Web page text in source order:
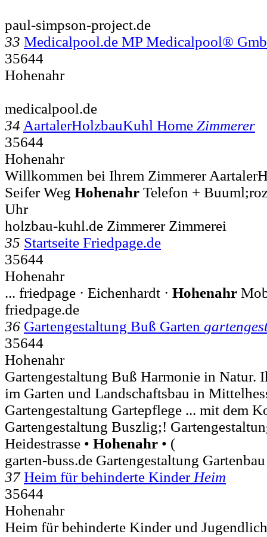
paul-simpson-project.de
33 Medicalpool.de MP Medicalpool®
35644
Hohenahr
medicalpool.de
34 AartalerHolzbauKuhl Home Zimmerer
35644
Hohenahr
Willkommen bei Ihrem Zimmerer
Seifer Weg Hohenahr Telefon +
Uhr
holzbau-kuhl.de Zimmerer Zimmerei
35 Startseite Friedpage.de
35644
Hohenahr
... friedpage · Eichenhardt · Hohenahr
friedpage.de
36 Gartengestaltung Buß Garten
35644
Hohenahr
Gartengestaltung Buß Harmonie in Natur.
im Garten und Landschaftsbau in
Gartengestaltung Gartepflege ... mit dem
Gartengestaltung Buszlig;!
Heidestrasse • Hohenahr • (
garten-buss.de Gartengestaltung
37 Heim für behinderte Kinder Heim
35644
Hohenahr
Heim für behinderte Kinder und